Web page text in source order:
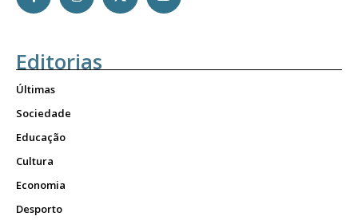
Editorias
Últimas
Sociedade
Educação
Cultura
Economia
Desporto